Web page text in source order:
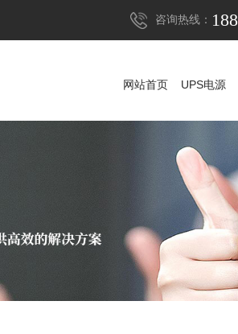
咨询热线：
网站首页
网站首页
UPS电源
UPS电源
精